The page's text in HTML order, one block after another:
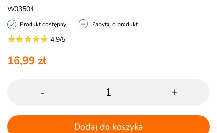
W03504
Produkt dostępny Zapytaj o produkt
4.9/5
16,99 zł
- +
Dodaj do koszyka